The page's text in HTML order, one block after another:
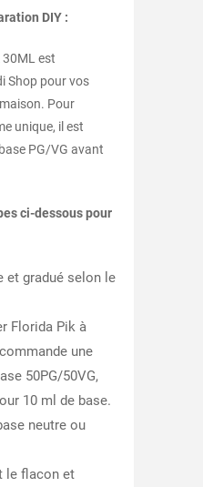
DIY :
30ML est
Shop pour vos
Pour
unique, il est
PG/VG avant
ci-dessous pour
et gradué selon le
Florida Pik à
une
50PG/50VG,
10 ml de base.
neutre ou
le flacon et